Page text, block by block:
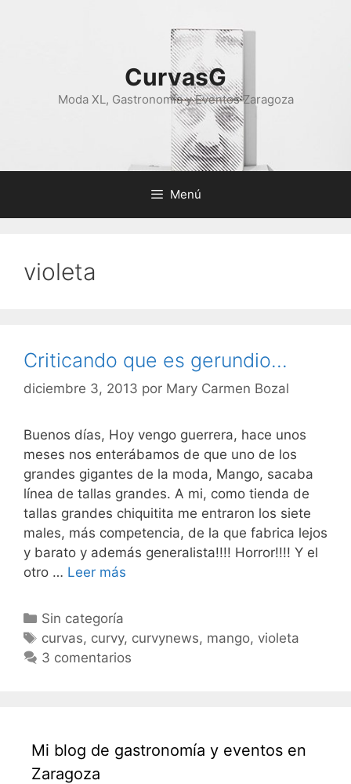
CurvasG
Moda XL, Gastronomía y Eventos Zaragoza
Menú
violeta
Criticando que es gerundio…
diciembre 3, 2013 por Mary Carmen Bozal
Buenos días, Hoy vengo guerrera, hace unos
meses nos enterábamos de que uno de los
grandes gigantes de la moda, Mango, sacaba
línea de tallas grandes. A mi, como tienda de
tallas grandes chiquitita me entraron los siete
males, más competencia, de la que fabrica lejos
y barato y además generalista!!!! Horror!!!! Y el
otro … Leer más
Categorías
Sin categoría
Etiquetas
curvas, curvy, curvynews, mango, violeta
3 comentarios
Mi blog de gastronomía y eventos en
Zaragoza